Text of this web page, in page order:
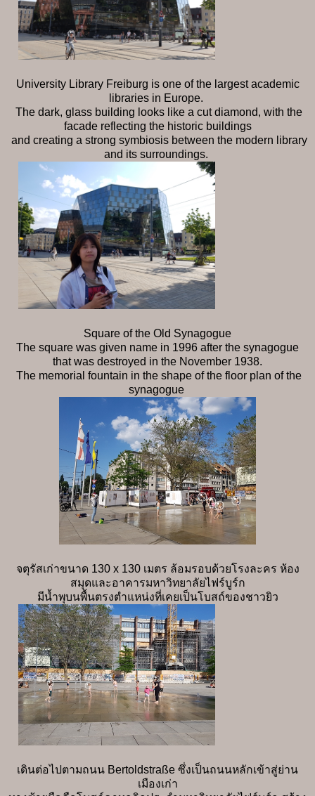
University Library Freiburg is one of the largest academic
libraries in Europe.
The dark, glass building looks like a cut diamond, with the
facade reflecting the historic buildings
and creating a strong symbiosis between the modern library
and its surroundings.
Square of the Old Synagogue
The square was given name in 1996 after the synagogue
that was destroyed in the November 1938.
The memorial fountain in the shape of the floor plan of the
synagogue
จตุรัสเก่าขนาด 130 x 130 เมตร ล้อมรอบด้วยโรงละคร ห้อง
สมุดและอาคารมหาวิทยาลัยไฟร์บูร์ก
มีน้ำพุบนพื้นตรงตำแหน่งที่เคยเป็นโบสถ์ของชาวยิว
เดินต่อไปตามถนน Bertoldstraße ซึ่งเป็นถนนหลักเข้าสู่ย่าน
เมืองเก่า